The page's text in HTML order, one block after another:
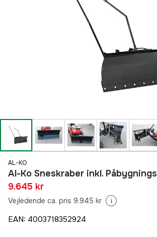
AL-KO
Al-Ko Sneskraber inkl.
9.645 kr
Vejledende ca. pris 9.945 kr i
EAN: 4003718352924